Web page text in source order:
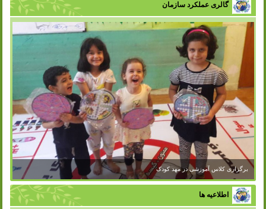
گالری عملکرد سازمان
برگزاری کلاس آموزشی در مهد کودک
اطلاعیه ها